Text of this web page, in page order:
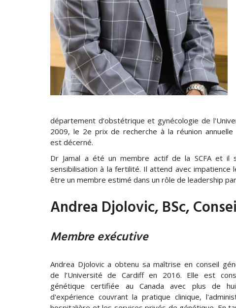
département d’obstétrique et gynécologie de
2009, le 2e prix de recherche à la réunion
est décerné.
Dr Jamal a été un membre actif de la SCFA et
sensibilisation à la fertilité. Il attend avec
être un membre estimé dans un rôle de leadership
Andrea Djolovic, BSc,
Membre exécutive
Andrea Djolovic a obtenu sa maîtrise en conseil
de l’Université de Cardiff en 2016. Elle est
génétique certifiée au Canada avec plus de
d'expérience couvrant la pratique clinique,